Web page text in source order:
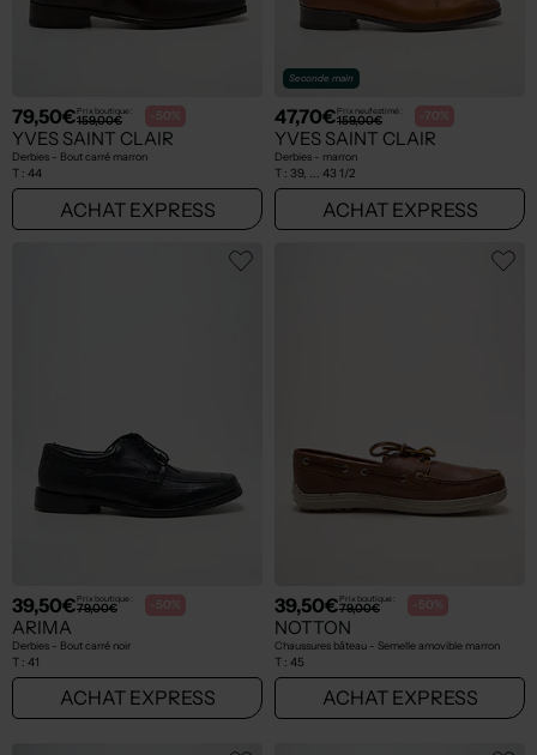
79,50€Prix boutique :
159,00€ -50%
YVES SAINT CLAIR
Derbies - Bout carré marron
T : 44
ACHAT EXPRESS
Seconde main
47,70€Prix neuf estimé :
159,00€ -70%
YVES SAINT CLAIR
Derbies - marron
T : 39, ... 43 1/2
ACHAT EXPRESS
39,50€Prix boutique :
79,00€ -50%
ARIMA
Derbies - Bout carré noir
T : 41
ACHAT EXPRESS
39,50€Prix boutique :
79,00€ -50%
NOTTON
Chaussures bâteau - Semelle amovible marron
T : 45
ACHAT EXPRESS